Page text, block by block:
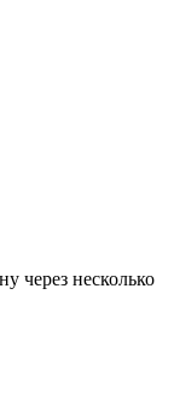
через несколько